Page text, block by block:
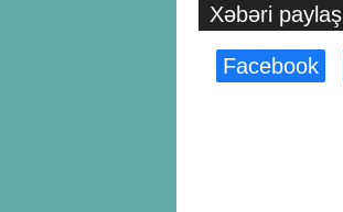
Xəbəri paylaş
Facebook